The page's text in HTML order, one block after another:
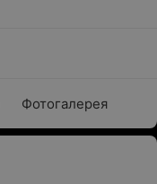
Фотогалерея